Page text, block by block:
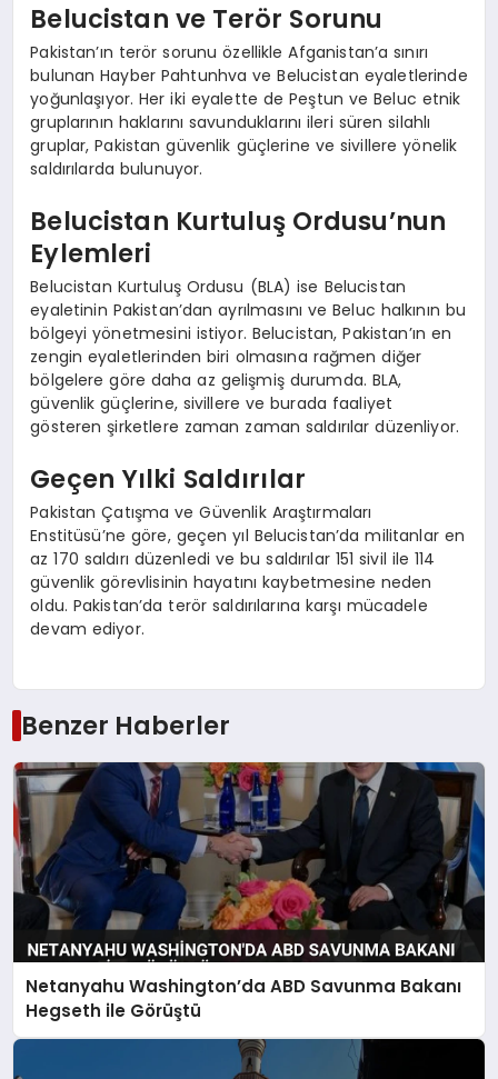
Belucistan ve Terör Sorunu
Pakistan’ın terör sorunu özellikle Afganistan’a sınırı
bulunan Hayber Pahtunhva ve Belucistan eyaletlerinde
yoğunlaşıyor. Her iki eyalette de Peştun ve Beluc etnik
gruplarının haklarını savunduklarını ileri süren silahlı
gruplar, Pakistan güvenlik güçlerine ve sivillere yönelik
saldırılarda bulunuyor.
Belucistan Kurtuluş Ordusu’nun
Eylemleri
Belucistan Kurtuluş Ordusu (BLA) ise Belucistan
eyaletinin Pakistan’dan ayrılmasını ve Beluc halkının bu
bölgeyi yönetmesini istiyor. Belucistan, Pakistan’ın en
zengin eyaletlerinden biri olmasına rağmen diğer
bölgelere göre daha az gelişmiş durumda. BLA,
güvenlik güçlerine, sivillere ve burada faaliyet
gösteren şirketlere zaman zaman saldırılar düzenliyor.
Geçen Yılki Saldırılar
Pakistan Çatışma ve Güvenlik Araştırmaları
Enstitüsü’ne göre, geçen yıl Belucistan’da militanlar en
az 170 saldırı düzenledi ve bu saldırılar 151 sivil ile 114
güvenlik görevlisinin hayatını kaybetmesine neden
oldu. Pakistan’da terör saldırılarına karşı mücadele
devam ediyor.
Benzer Haberler
Netanyahu Washington’da ABD Savunma Bakanı
Hegseth ile Görüştü